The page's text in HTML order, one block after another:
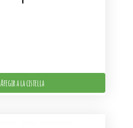
Afegir a la cistella